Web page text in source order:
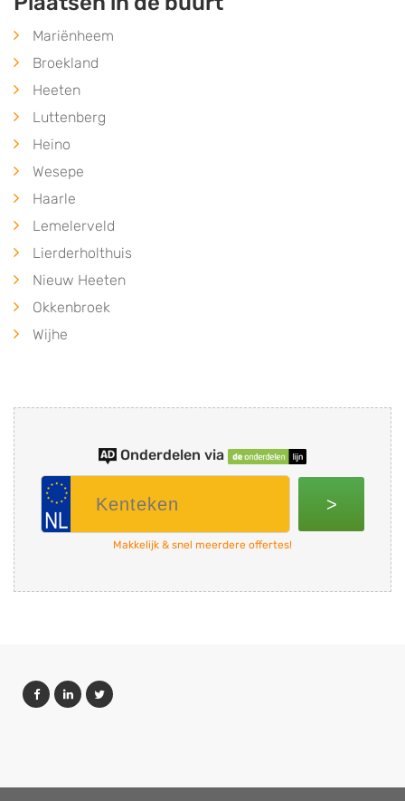
Mariënheem
Broekland
Heeten
Luttenberg
Heino
Wesepe
Haarle
Lemelerveld
Lierderholthuis
Nieuw Heeten
Okkenbroek
Wijhe
Onderdelen via
>
Makkelijk & snel meerdere offertes!